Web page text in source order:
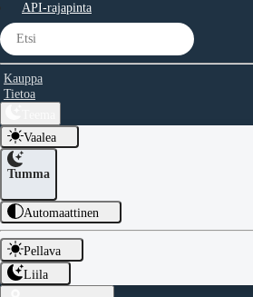
API-rajapinta
Kauppa
Tietoa
Vaalea
Tumma
Automaattinen
Pellava
Liila